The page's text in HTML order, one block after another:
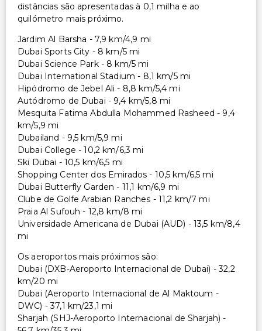
distâncias são apresentadas à 0,1 milha e ao
quilómetro mais próximo.
Jardim Al Barsha - 7,9 km/4,9 mi
Dubai Sports City - 8 km/5 mi
Dubai Science Park - 8 km/5 mi
Dubai International Stadium - 8,1 km/5 mi
Hipódromo de Jebel Ali - 8,8 km/5,4 mi
Autódromo de Dubai - 9,4 km/5,8 mi
Mesquita Fatima Abdulla Mohammed Rasheed - 9,4
km/5,9 mi
Dubailand - 9,5 km/5,9 mi
Dubai College - 10,2 km/6,3 mi
Ski Dubai - 10,5 km/6,5 mi
Shopping Center dos Emirados - 10,5 km/6,5 mi
Dubai Butterfly Garden - 11,1 km/6,9 mi
Clube de Golfe Arabian Ranches - 11,2 km/7 mi
Praia Al Sufouh - 12,8 km/8 mi
Universidade Americana de Dubai (AUD) - 13,5 km/8,4
mi
Os aeroportos mais próximos são:
Dubai (DXB-Aeroporto Internacional de Dubai) - 32,2
km/20 mi
Dubai (Aeroporto Internacional de Al Maktoum -
DWC) - 37,1 km/23,1 mi
Sharjah (SHJ-Aeroporto Internacional de Sharjah) -